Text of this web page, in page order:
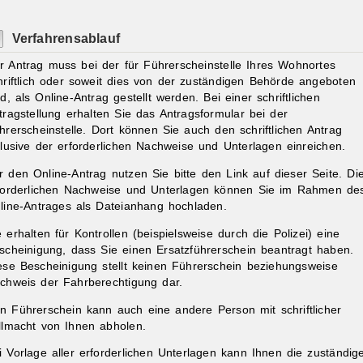
Verfahrensablauf
Antrag muss bei der für Führerscheinstelle Ihres Wohnortes
oder soweit dies von der zuständigen Behörde angeboten
als Online-Antrag gestellt werden. Bei einer schriftlichen
erhalten Sie das Antragsformular bei der
Dort können Sie auch den schriftlichen Antrag
der erforderlichen Nachweise und Unterlagen einreichen.
den Online-Antrag nutzen Sie bitte den Link auf dieser Seite.
Nachweise und Unterlagen können Sie im Rahmen
Antrages als Dateianhang hochladen.
erhalten für Kontrollen (beispielsweise durch die Polizei) eine
dass Sie einen Ersatzführerschein beantragt haben.
Bescheinigung stellt keinen Führerschein beziehungsweise
der Fahrberechtigung dar.
Führerschein kann auch eine andere Person mit schriftlicher
von Ihnen abholen.
Vorlage aller erforderlichen Unterlagen kann Ihnen die zustän